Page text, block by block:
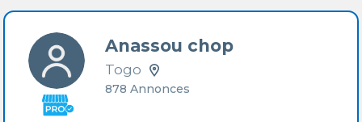
Anassou chop
Togo
878 Annonces